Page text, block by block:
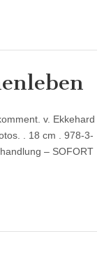
v. Ekkehard
. 18 cm . 978-3-
– SOFORT